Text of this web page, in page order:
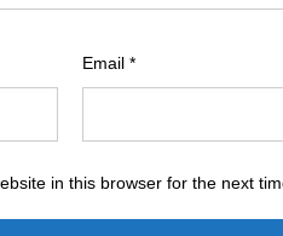
Email*
in this browser for the next